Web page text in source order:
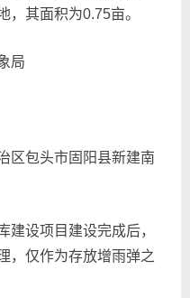
，其面积为0.75亩。
局
区包头市固阳县新建南
建设项目建设完成后，
，仅作为存放增雨弹之